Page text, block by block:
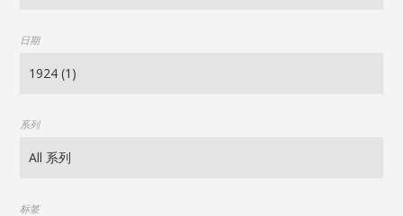
日期
系列
标签